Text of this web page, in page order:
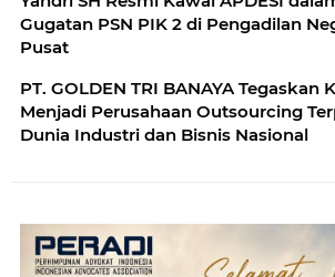
Gugatan PSN PIK 2 di Pengadilan
Pusat
PT. GOLDEN TRI BANAYA Tegaskan
Menjadi Perusahaan Outsourcing
Dunia Industri dan Bisnis Nasional